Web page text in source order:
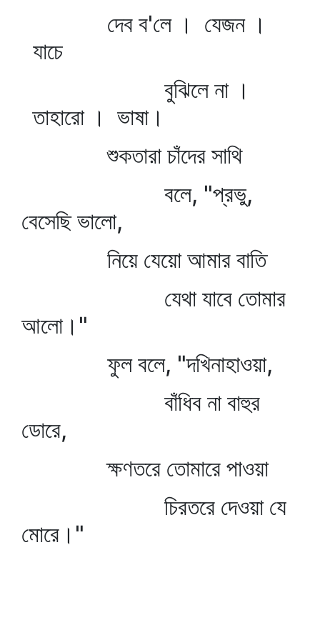
দেব ব'লে । যেজন ।
যাচে
বুঝিলে না ।
তাহারো । ভাষা।
শুকতারা চাঁদের সাথি
বলে, "প্রভু,
বেসেছি ভালো,
নিয়ে যেয়ো আমার বাতি
যেথা যাবে তোমার
আলো।"
ফুল বলে, "দখিনাহাওয়া,
বাঁধিব না বাহুর
ডোরে,
ক্ষণতরে তোমারে পাওয়া
চিরতরে দেওয়া যে
মোরে।"